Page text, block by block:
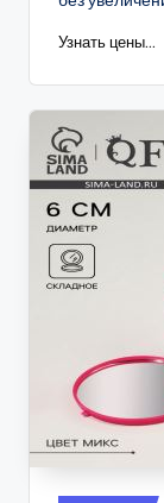
Узнать цены...